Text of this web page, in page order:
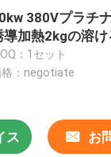
380Vプラチ
導加熱2kgの溶け
：1セット
格：negotiate
ス お